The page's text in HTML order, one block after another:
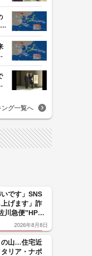
グ一覧へ
です」SNS
げます」詐
急便”HPに
要求 佐川急
ない」怒り
2026年8月8日
の山…住宅近
リア・ナポ